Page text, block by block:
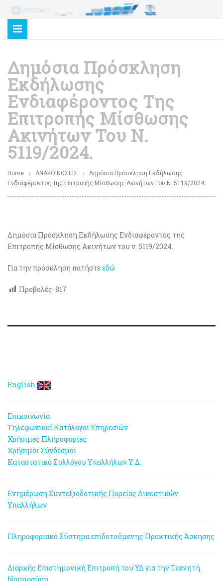
Δημόσια Πρόσκληση
Εκδήλωσης
Ενδιαφέροντος Της
Επιτροπής Μίσθωσης
Ακινήτων Του Ν.
5119/2024.
Home ΑΝΑΚΟΙΝΩΣΕΙΣ
Δημόσια Πρόσκληση Εκδήλωσης
Ενδιαφέροντος Της Επιτροπής Μίσθωσης Ακινήτων Του Ν. 5119/2024.
Δημόσια Πρόσκληση Εκδήλωσης Ενδιαφέροντος της
Επιτροπής Μίσθωσης Ακινήτων του ν. 5119/2024.
Για την πρόσκληση πατήστεεδώ
Προβολές: 817
English
Επικοινωνία
Τηλεφωνικοί Κατάλογοι Υπηρεσιών
Χρήσιμες Πληροφορίες
Χρήσιμοι Σύνδεσμοι
Καταστατικό Συλλόγου Υπαλλήλων Υ.Δ.
Ενημέρωση Συνταξιοδοτικής Πορείας Δικαστικών
Υπαλλήλων
Πληροφοριακό Σύστημα επιδοτούμενης Πρακτικής Άσκησης
Διαρκής Επιστημονική Επιτροπή του ΥΔ για την Τεχνητή